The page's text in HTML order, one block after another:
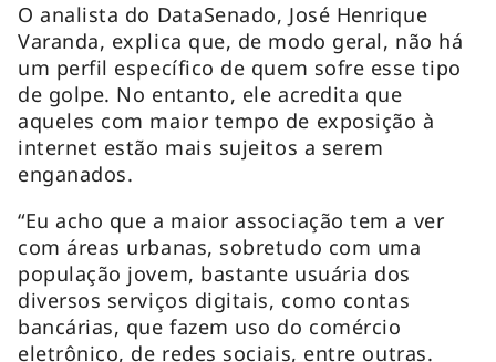
O analista do DataSenado, José Henrique
Varanda, explica que, de modo geral, não há
um perfil específico de quem sofre esse tipo
de golpe. No entanto, ele acredita que
aqueles com maior tempo de exposição à
internet estão mais sujeitos a serem
enganados.
“Eu acho que a maior associação tem a ver
com áreas urbanas, sobretudo com uma
população jovem, bastante usuária dos
diversos serviços digitais, como contas
bancárias, que fazem uso do comércio
eletrônico, de redes sociais, entre outras.